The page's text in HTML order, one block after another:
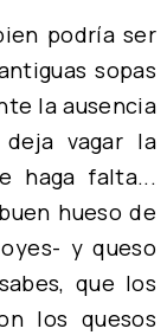
podría ser
sopas
la ausencia
vagar la
haga falta...
hueso de
y queso
que los
los quesos